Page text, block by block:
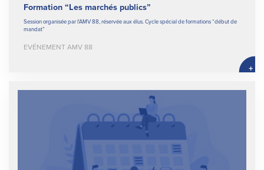
Formation “Les marchés publics”
Session organisée par l'AMV 88, réservée aux élus. Cycle spécial de formations “début de
mandat”
EVÉNEMENT AMV 88
+